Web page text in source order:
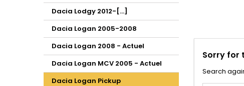
Dacia Lodgy 2012-[...]
Dacia Logan 2005-2008
Dacia Logan 2008 - Actuel
Dacia Logan MCV 2005 - Actuel
Dacia Logan Pickup
Sorry for
Search